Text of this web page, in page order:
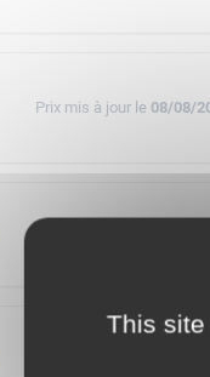
Prix mis à jour le 08/08/
This